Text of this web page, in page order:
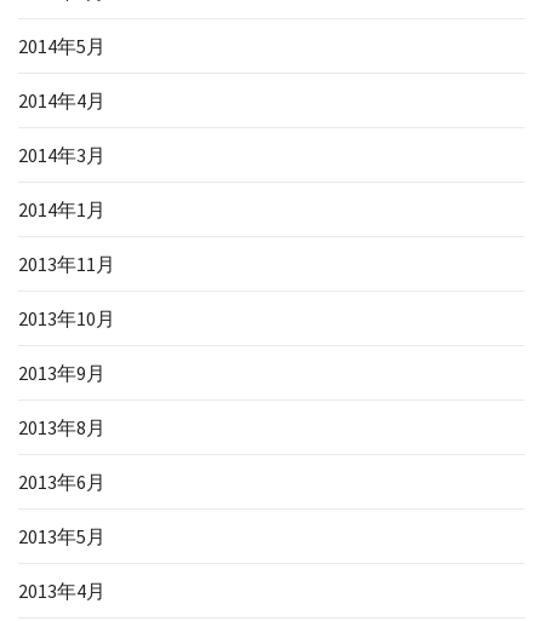
2014年5月
2014年4月
2014年3月
2014年1月
2013年11月
2013年10月
2013年9月
2013年8月
2013年6月
2013年5月
2013年4月